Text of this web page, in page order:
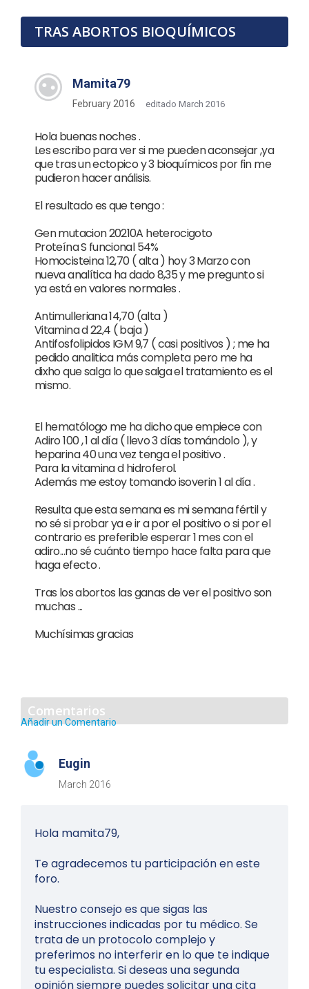
TRAS ABORTOS BIOQUÍMICOS
Mamita79
February 2016 editado March 2016
Hola buenas noches .
Les escribo para ver si me pueden aconsejar ,ya
que tras un ectopico y 3 bioquímicos por fin me
pudieron hacer análisis.
El resultado es que tengo :
Gen mutacion 20210A heterocigoto
Proteína S funcional 54%
Homocisteina 12,70 ( alta ) hoy 3 Marzo con
nueva analítica ha dado 8,35 y me pregunto si
ya está en valores normales .
Antimulleriana 14,70 (alta )
Vitamina d 22,4 ( baja )
Antifosfolipidos IGM 9,7 ( casi positivos ) ; me ha
pedido analitica más completa pero me ha
dixho que salga lo que salga el tratamiento es el
mismo.
El hematólogo me ha dicho que empiece con
Adiro 100 , 1 al día ( llevo 3 días tomándolo ), y
heparina 40 una vez tenga el positivo .
Para la vitamina d hidroferol.
Además me estoy tomando isoverin 1 al día .
Resulta que esta semana es mi semana fértil y
no sé si probar ya e ir a por el positivo o si por el
contrario es preferible esperar 1 mes con el
adiro...no sé cuánto tiempo hace falta para que
haga efecto .
Tras los abortos las ganas de ver el positivo son
muchas ...
Muchísimas gracias
Comentarios
Añadir un Comentario
Eugin
March 2016
Hola mamita79,
Te agradecemos tu participación en este
foro.
Nuestro consejo es que sigas las
instrucciones indicadas por tu médico. Se
trata de un protocolo complejo y
preferimos no interferir en lo que te indique
tu especialista. Si deseas una segunda
opinión siempre puedes solicitar una cita